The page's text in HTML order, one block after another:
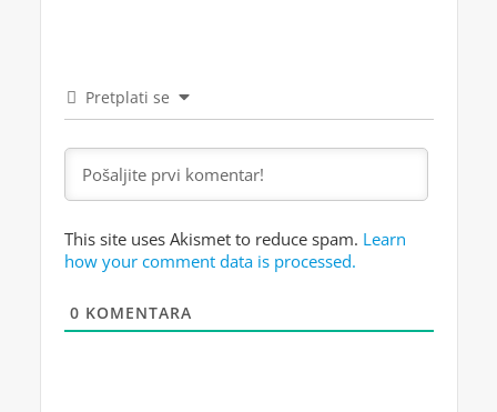
Pretplati se
This site uses Akismet to reduce spam. Learn
how your comment data is processed.
0 KOMENTARA